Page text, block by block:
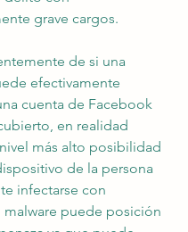
grave cargos.
de si una
efectivamente
cuenta de Facebook
en realidad
más alto posibilidad
de la persona
infectarse con
malware puede posición